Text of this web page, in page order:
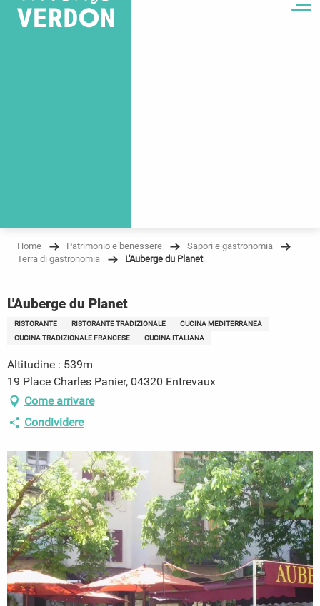
Home Patrimonio e benessere
Sapori e gastronomia
Terra di gastronomia
L'Auberge du Planet
L'Auberge du Planet
RISTORANTE RISTORANTE TRADIZIONALE
CUCINA MEDITERRANEA
CUCINA TRADIZIONALE FRANCESE
CUCINA ITALIANA
Altitudine : 539m
19 Place Charles Panier, 04320 Entrevaux
Come arrivare
Condividere